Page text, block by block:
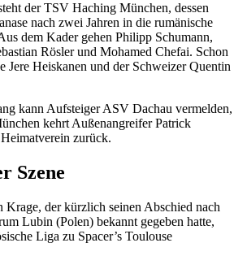
der TSV Haching München, dessen
nach zwei Jahren in die rumänische
dem Kader gehen Philipp Schumann,
Rösler und Mohamed Chefai. Schon
Jere Heiskanen und der Schweizer Quentin
kann Aufsteiger ASV Dachau vermelden,
kehrt Außenangreifer Patrick
zurück.
Szene
der kürzlich seinen Abschied nach
Lubin (Polen) bekannt gegeben hatte,
Liga zu Spacer’s Toulouse